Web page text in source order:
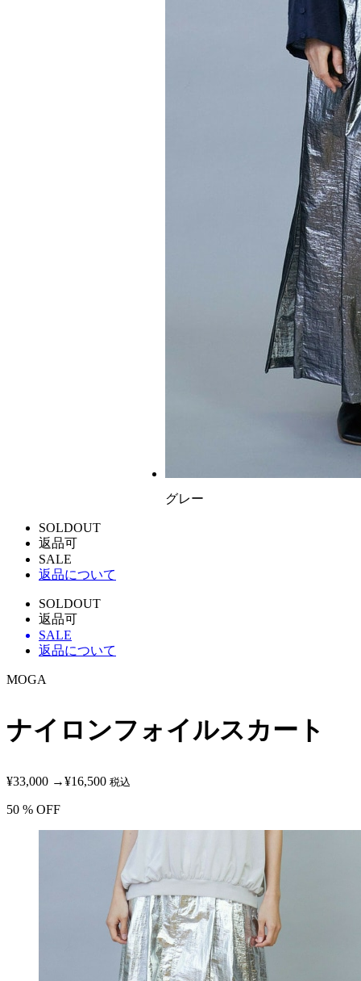
グレー
SOLDOUT
返品可
SALE
返品について
SOLDOUT
返品可
SALE
返品について
MOGA
ナイロンフォイルスカート
¥33,000 →¥16,500 税込
50 % OFF